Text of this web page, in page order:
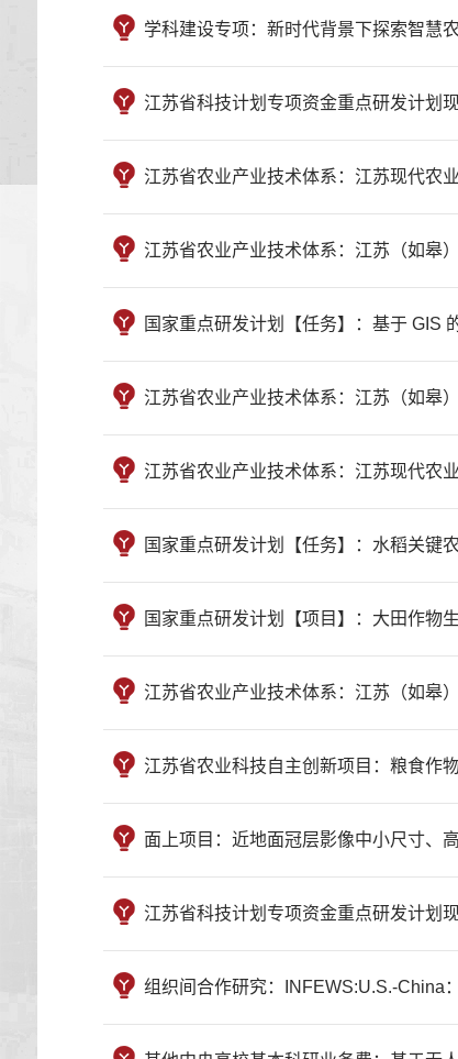
学科建设专项：新时代背景下探索智慧
江苏省科技计划专项资金重点研发计划
江苏省农业产业技术体系：江苏现代农
江苏省农业产业技术体系：江苏（如皋
国家重点研发计划【任务】：基于 GIS
江苏省农业产业技术体系：江苏（如皋
江苏省农业产业技术体系：江苏现代农
国家重点研发计划【任务】：水稻关键
国家重点研发计划【项目】：大田作物
江苏省农业产业技术体系：江苏（如皋
江苏省农业科技自主创新项目：粮食作
面上项目：近地面冠层影像中小尺寸、
江苏省科技计划专项资金重点研发计划
组织间合作研究：INFEWS:U.S.-China